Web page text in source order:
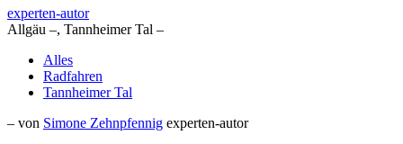
experten-autor
Allgäu –, Tannheimer Tal –
Alles
Radfahren
Tannheimer Tal
– von Simone Zehnpfennig experten-autor